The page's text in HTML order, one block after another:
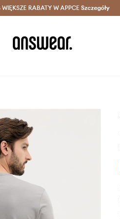
> Dostawa nawet w 24h >
RABATY W APPCESzczegóły